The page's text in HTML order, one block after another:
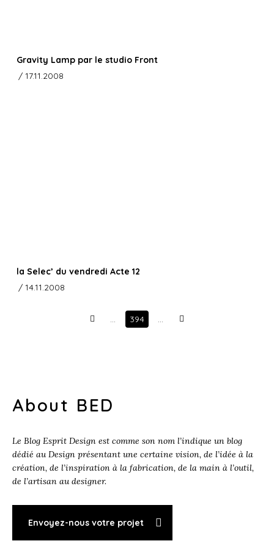
Gravity Lamp par le studio Front
/ 17.11.2008
la Selec’ du vendredi Acte 12
/ 14.11.2008
Prev … 394 … Next
About BED
Le Blog Esprit Design est comme son nom l’indique un blog
dédié au Design présentant une certaine vision, de l’idée à la
création, de l’inspiration à la fabrication, de la main à l’outil,
de l’artisan au designer.
Envoyez-nous votre projet